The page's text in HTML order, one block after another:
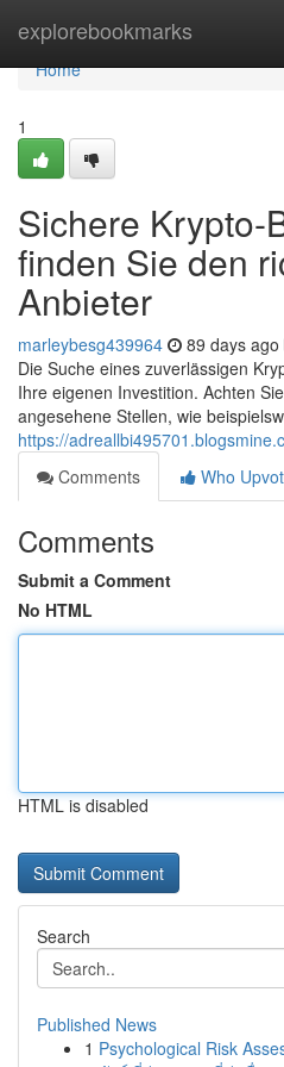
explorebookmarks
Home
Home
1
Sichere Krypto-
finden Sie den
Anbieter
marleybesg439964 89 days ago
Die Suche eines zuverlässigen
Ihre eigenen Investition. Achten
angesehene Stellen, wie
https://
Comments
Who
Comments
Submit a Comment
No HTML
HTML is disabled
Search
Published News
1 Psychological Risk